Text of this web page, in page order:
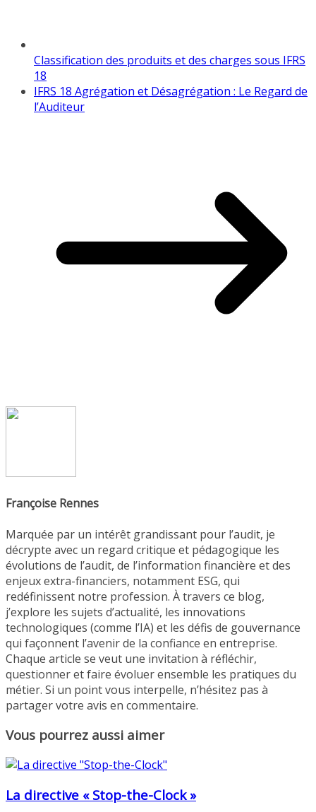
Classification des produits et des charges sous IFRS
18
IFRS 18 Agrégation et Désagrégation : Le Regard de
l’Auditeur
Françoise Rennes
Marquée par un intérêt grandissant pour l’audit, je
décrypte avec un regard critique et pédagogique les
évolutions de l’audit, de l’information financière et des
enjeux extra-financiers, notamment ESG, qui
redéfinissent notre profession. À travers ce blog,
j’explore les sujets d’actualité, les innovations
technologiques (comme l’IA) et les défis de gouvernance
qui façonnent l’avenir de la confiance en entreprise.
Chaque article se veut une invitation à réfléchir,
questionner et faire évoluer ensemble les pratiques du
métier. Si un point vous interpelle, n’hésitez pas à
partager votre avis en commentaire.
Vous pourrez aussi aimer
La directive « Stop-the-Clock »